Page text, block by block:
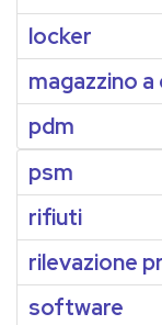
locker
magazzino
pdm
psm
rifiuti
rilevazione
software